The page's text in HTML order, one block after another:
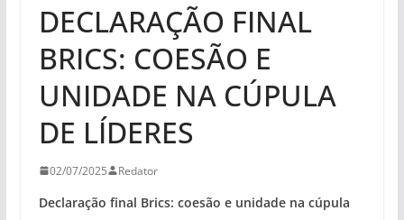
DECLARAÇÃO FINAL
BRICS: COESÃO E
UNIDADE NA CÚPULA
DE LÍDERES
02/07/2025 Redator
Declaração final Brics: coesão e unidade na cúpula